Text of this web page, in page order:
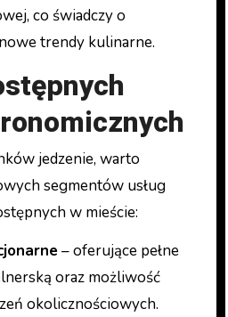
co świadczy o
trendy kulinarne.
jedzenie, warto
segmentów usług
w mieście:
– oferujące pełne
oraz możliwość
okolicznościowych.